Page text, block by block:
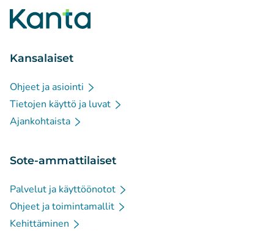
Kansalaiset
Ohjeet ja asiointi
Tietojen käyttö ja luvat
Ajankohtaista
Sote-ammattilaiset
Palvelut ja käyttöönotot
Ohjeet ja toimintamallit
Kehittäminen